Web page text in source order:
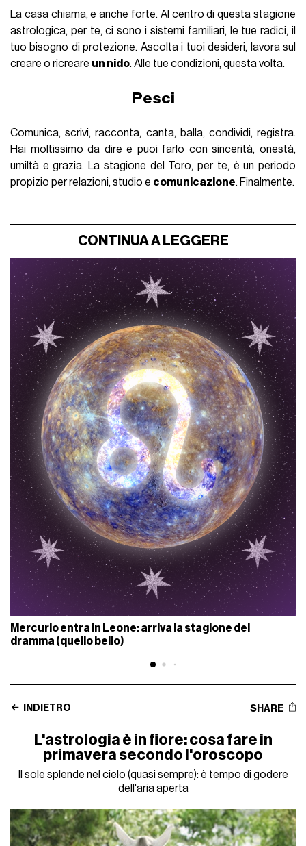
La casa chiama, e anche forte. Al centro di questa stagione
astrologica, per te, ci sono i sistemi familiari, le tue radici, il
tuo bisogno di protezione. Ascolta i tuoi desideri, lavora sul
creare o ricreare un nido. Alle tue condizioni, questa volta.
Pesci
Comunica, scrivi, racconta, canta, balla, condividi, registra.
Hai moltissimo da dire e puoi farlo con sincerità, onestà,
umiltà e grazia. La stagione del Toro, per te, è un periodo
propizio per relazioni, studio e comunicazione. Finalmente.
CONTINUA A LEGGERE
Mercurio entra in Leone: arriva la stagione del
dramma (quello bello)
INDIETRO SHARE
L'astrologia è in fiore: cosa fare in
primavera secondo l'oroscopo
Il sole splende nel cielo (quasi sempre): è tempo di godere
dell'aria aperta